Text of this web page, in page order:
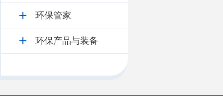
环保管家
环保产品与装备